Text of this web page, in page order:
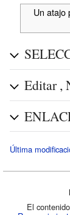
Un atajo
Editar ,
Última
El